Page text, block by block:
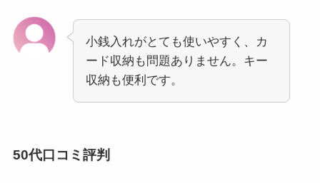
小銭入れがとても使いやすく、カ
ード収納も問題ありません。キー
収納も便利です。
50代口コミ評判